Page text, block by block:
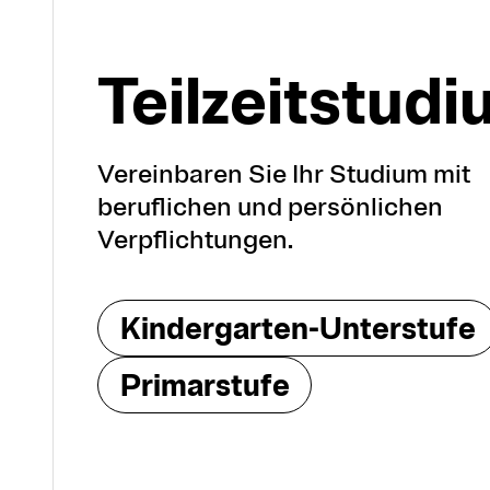
Vereinbaren Sie Ihr Studium mit
beruflichen und persönlichen
Verpflichtungen.
Kindergarten-Unterstufe
Primarstufe